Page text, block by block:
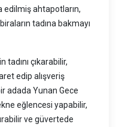
edilmiş ahtapotların,
tadına bakmayı
tadını çıkarabilir,
edip alışveriş
adada Yunan Gece
eğlencesi yapabilir,
ve güvertede